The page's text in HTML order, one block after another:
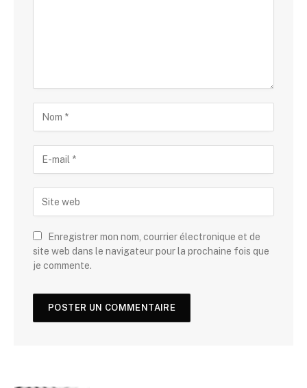
Enregistrer mon nom, courrier électronique et de
site web dans le navigateur pour la prochaine fois que
je commente.